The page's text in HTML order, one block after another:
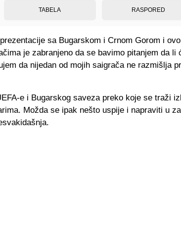
TABELA RASPORED
sa Bugarskom i Crnom Gorom i
je zabranjeno da se bavimo pitanjem da li
da nijedan od mojih saigrača ne razmišlja
e i Bugarskog saveza preko koje se traži
Možda se ipak nešto uspije i napraviti u